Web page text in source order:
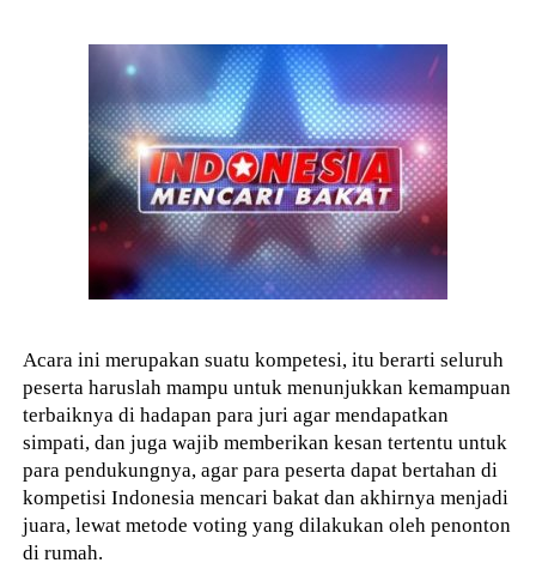
Acara ini merupakan suatu kompetesi, itu berarti seluruh
peserta haruslah mampu untuk menunjukkan kemampuan
terbaiknya di hadapan para juri agar mendapatkan
simpati, dan juga wajib memberikan kesan tertentu untuk
para pendukungnya, agar para peserta dapat bertahan di
kompetisi Indonesia mencari bakat dan akhirnya menjadi
juara, lewat metode voting yang dilakukan oleh penonton
di rumah.